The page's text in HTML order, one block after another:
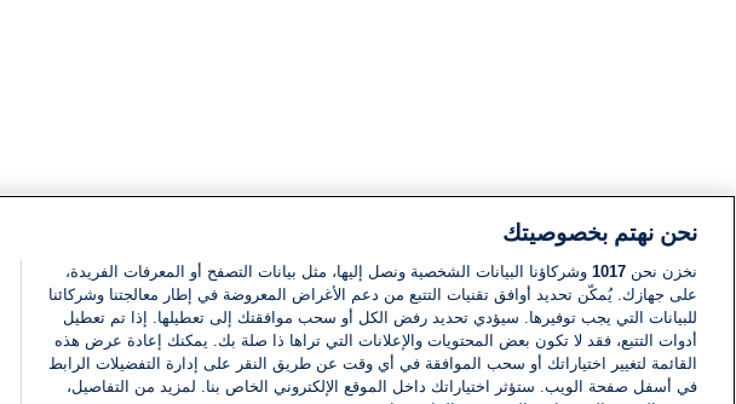
نحن نهتم بخصوصيتك
نخزن نحن 1017 وشركاؤنا البيانات الشخصية ونصل إليها، مثل بيانات التصفح أو المعرفات الفريدة،
على جهازك. يُمكّن تحديد أوافق تقنيات التتبع من دعم الأغراض المعروضة في إطار معالجتنا وشركائنا
للبيانات التي يجب توفيرها. سيؤدي تحديد رفض الكل أو سحب موافقتك إلى تعطيلها. إذا تم تعطيل
أدوات التتبع، فقد لا تكون بعض المحتويات والإعلانات التي تراها ذا صلة بك. يمكنك إعادة عرض هذه
القائمة لتغيير اختياراتك أو سحب الموافقة في أي وقت عن طريق النقر على إدارة التفضيلات الرابط
في أسفل صفحة الويب. ستؤثر اختياراتك داخل الموقع الإلكتروني الخاص بنا. لمزيد من التفاصيل،